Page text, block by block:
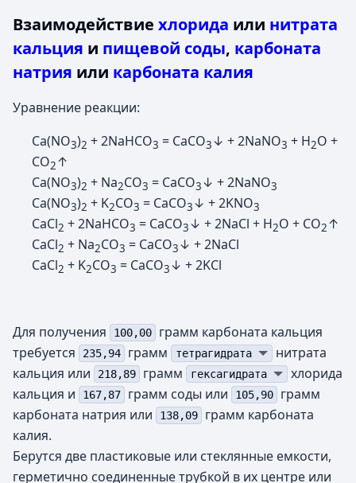
Взаимодействие хлорида или нитрата
кальция и пищевой соды, карбоната
натрия или карбоната калия
Уравнение реакции:
Ca(NO3)2 + 2NaHCO3 = CaCO3↓ + 2NaNO3 + H2O +
CO2↑
Ca(NO3)2 + Na2CO3 = CaCO3↓ + 2NaNO3
Ca(NO3)2 + K2CO3 = CaCO3↓ + 2KNO3
CaCl2 + 2NaHCO3 = CaCO3↓ + 2NaCl + H2O + CO2↑
CaCl2 + Na2CO3 = CaCO3↓ + 2NaCl
CaCl2 + K2CO3 = CaCO3↓ + 2KCl
Для получения 100,00
грамм карбоната кальция
требуется
235,94 грамм тетрагидрата
нитрата
кальция или
218,89 грамм гексагидрата
хлорида
кальция и
167,87 грамм соды или 105,90
грамм
карбоната натрия или
138,09
грамм карбоната
калия.
Берутся две пластиковые или стеклянные емкости,
герметично соединенные трубкой в их центре или